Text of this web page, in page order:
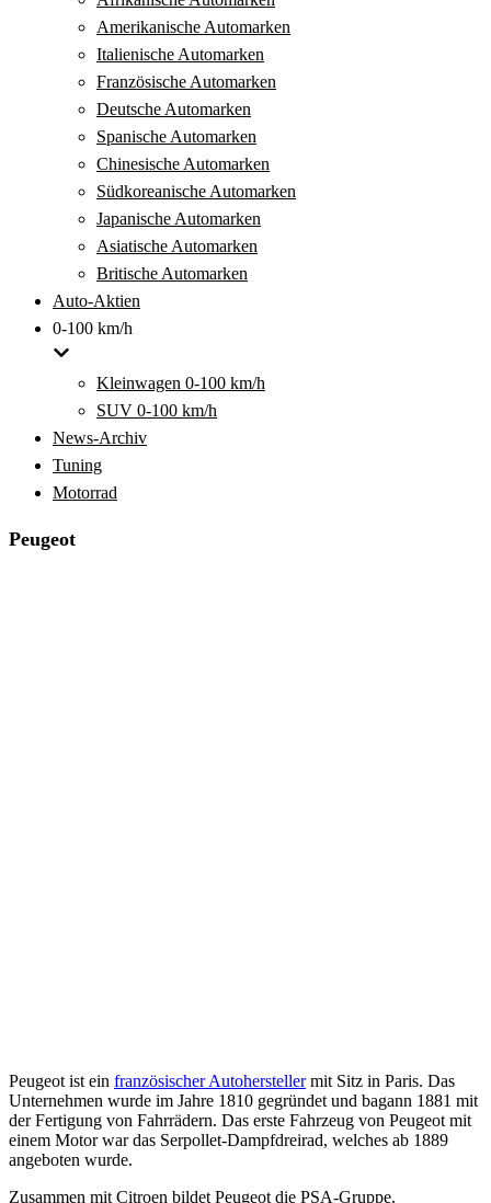
Amerikanische Automarken
Italienische Automarken
Französische Automarken
Deutsche Automarken
Spanische Automarken
Chinesische Automarken
Südkoreanische Automarken
Japanische Automarken
Asiatische Automarken
Britische Automarken
Auto-Aktien
0-100 km/h
Kleinwagen 0-100 km/h
SUV 0-100 km/h
News-Archiv
Tuning
Motorrad
Peugeot
Peugeot ist ein französischer Autoherstellermit Sitz in Paris. Das
Unternehmen wurde im Jahre 1810 gegründet und bagann 1881 mit
der Fertigung von Fahrrädern. Das erste Fahrzeug von Peugeot mit
einem Motor war das Serpollet-Dampfdreirad, welches ab 1889
angeboten wurde.
Zusammen mit Citroen bildet Peugeot die PSA-Gruppe.